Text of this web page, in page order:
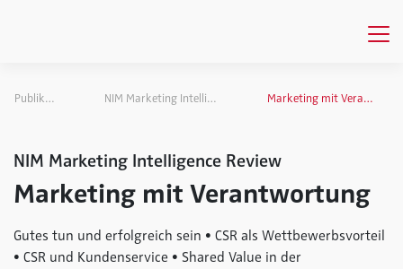
Publikationen NIM Marketing Intelligence Review Marketing mit Verantwortung
NIM Marketing Intelligence Review
Marketing mit Verantwortung
Gutes tun und erfolgreich sein • CSR als Wettbewerbsvorteil
• CSR und Kundenservice • Shared Value in der